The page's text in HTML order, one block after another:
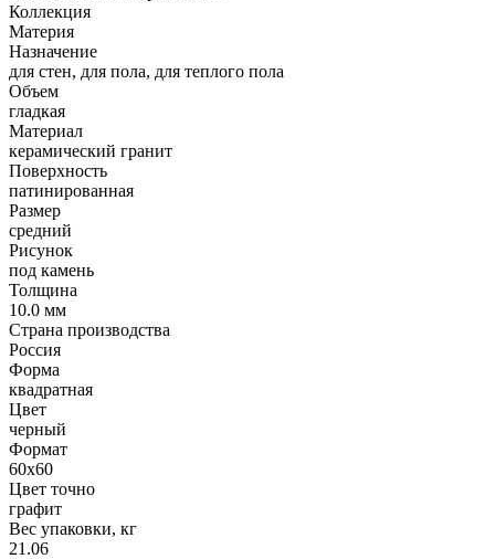
Коллекция
Материя
Назначение
для стен, для пола, для теплого пола
Объем
гладкая
Материал
керамический гранит
Поверхность
патинированная
Размер
средний
Рисунок
под камень
Толщина
10.0 мм
Страна производства
Россия
Форма
квадратная
Цвет
черный
Формат
60х60
Цвет точно
графит
Вес упаковки, кг
21.06